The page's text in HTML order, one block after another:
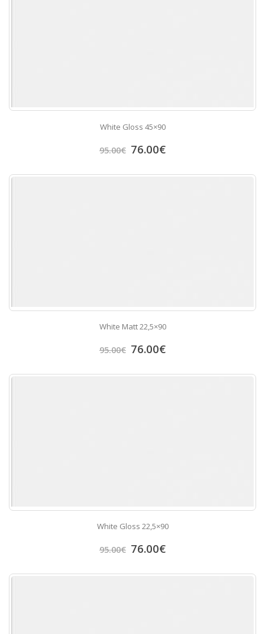
White Gloss 45×90
95.00€ 76.00€
White Matt 22,5×90
95.00€ 76.00€
White Gloss 22,5×90
95.00€ 76.00€